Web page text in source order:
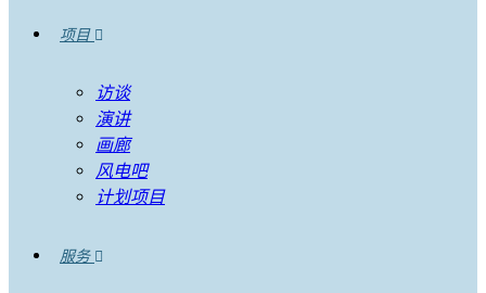
项目
访谈
演讲
画廊
风电吧
计划项目
服务